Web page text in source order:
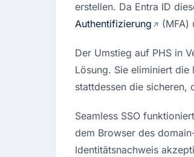
erstellen. Da Entra ID
Authentifizierung
(MFA)
Der Umstieg auf PHS in
Lösung. Sie eliminiert die
stattdessen die sicheren,
Seamless SSO
dem Browser des
Identitätsnachweis